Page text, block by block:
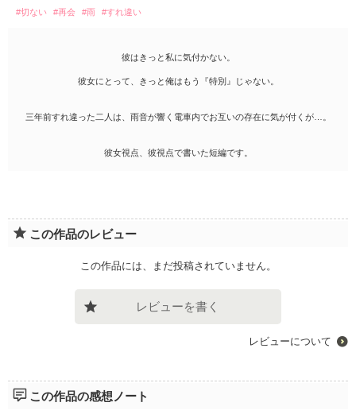
#切ない #再会 #雨 #すれ違い
彼はきっと私に気付かない。
彼女にとって、きっと俺はもう『特別』じゃない。
三年前すれ違った二人は、雨音が響く電車内でお互いの存在に気が付くが…。
彼女視点、彼視点で書いた短編です。
この作品のレビュー
この作品には、まだ投稿されていません。
レビューを書く
レビューについて
この作品の感想ノート